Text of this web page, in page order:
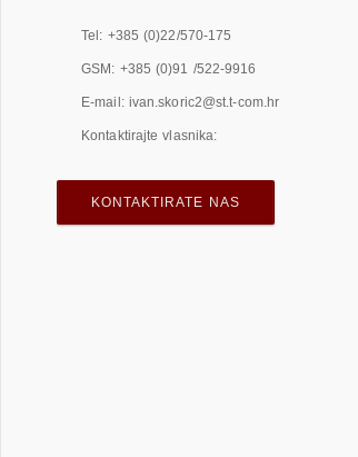
Tel: +385 (0)22/570-175
GSM: +385 (0)91 /522-9916
E-mail: ivan.skoric2@st.t-com.hr
Kontaktirajte vlasnika:
KONTAKTIRATE NAS